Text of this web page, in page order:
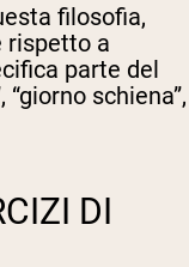
filosofia,
rispetto a
parte del
schiena”,
DI